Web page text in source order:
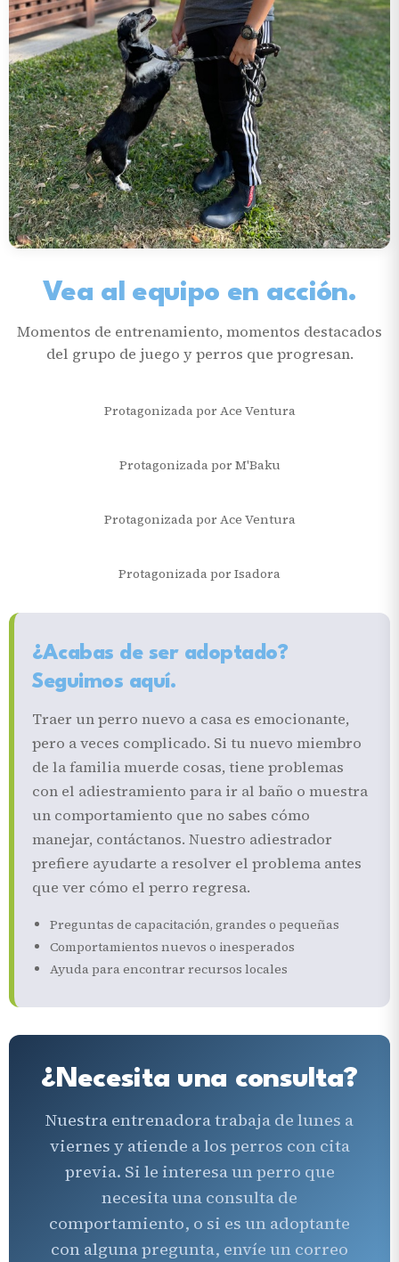
Vea al equipo en acción.
Momentos de entrenamiento, momentos destacados
del grupo de juego y perros que progresan.
Protagonizada por Ace Ventura
Protagonizada por M'Baku
Protagonizada por Ace Ventura
Protagonizada por Isadora
¿Acabas de ser adoptado?
Seguimos aquí.
Traer un perro nuevo a casa es emocionante,
pero a veces complicado. Si tu nuevo miembro
de la familia muerde cosas, tiene problemas
con el adiestramiento para ir al baño o muestra
un comportamiento que no sabes cómo
manejar, contáctanos. Nuestro adiestrador
prefiere ayudarte a resolver el problema antes
que ver cómo el perro regresa.
Preguntas de capacitación, grandes o pequeñas
Comportamientos nuevos o inesperados
Ayuda para encontrar recursos locales
¿Necesita una consulta?
Nuestra entrenadora trabaja de lunes a
viernes y atiende a los perros con cita
previa. Si le interesa un perro que
necesita una consulta de
comportamiento, o si es un adoptante
con alguna pregunta, envíe un correo